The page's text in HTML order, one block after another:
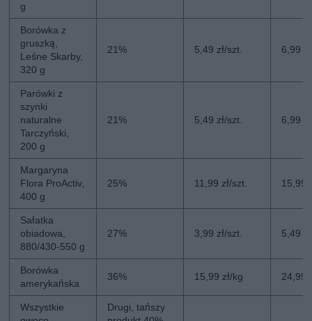
g
Borówka z
gruszką,
Leśne Skarby,
320 g
21% 5,49 zł/szt. 6,99
Parówki z
szynki
naturalne
Tarczyński,
200 g
21% 5,49 zł/szt. 6,99
Margaryna
Flora ProActiv,
400 g
25% 11,99 zł/szt. 15,99
Sałatka
obiadowa,
880/430-550 g
27% 3,99 zł/szt. 5,49
Borówka
amerykańska
36% 15,99 zł/kg 24,99
Wszystkie
Drugi, tańszy